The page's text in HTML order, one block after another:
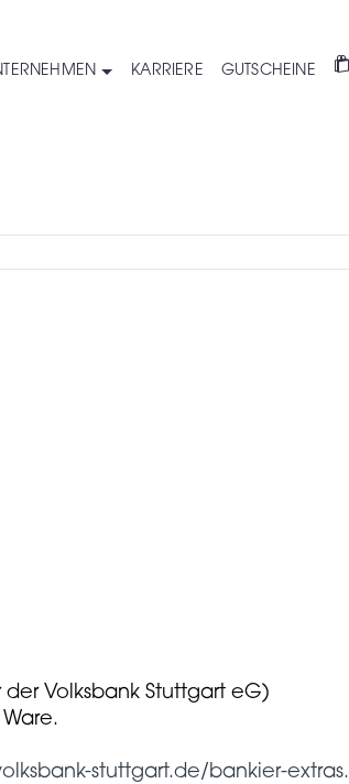
KARRIERE GUTSCHEINE
der Volksbank Stuttgart eG)
stuttgart.de/bankier-extras.